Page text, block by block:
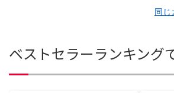
同じ
ベストセラーランキング